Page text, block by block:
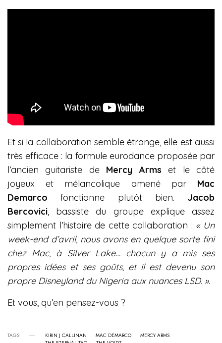
Et si la collaboration semble étrange, elle est aussi
très efficace : la formule eurodance proposée par
l’ancien guitariste de Mercy Armset le côté
joyeux et mélancolique amené par Mac
Demarco fonctionne plutôt bien. Jacob
Bercovici, bassiste du groupe explique assez
simplement l’histoire de cette collaboration : « Un
week-end d’avril, nous avons en quelque sorte fini
chez Mac, à Silver Lake… chacun y a mis ses
propres idées et ses goûts, et il est devenu son
propre Disneyland du Nigeria aux nuances LSD. ».
Et vous, qu’en pensez-vous ?
TAGS KIRIN J CALLINAN MAC DEMARCO
MERCY ARMS